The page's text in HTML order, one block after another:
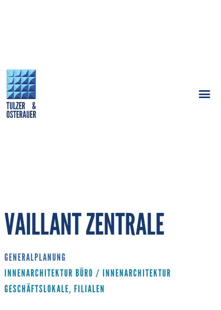
VAILLANT ZENTRALE
GENERALPLANUNG
INNENARCHITEKTUR BÜRO / INNENARCHITEKTUR
GESCHÄFTSLOKALE, FILIALEN